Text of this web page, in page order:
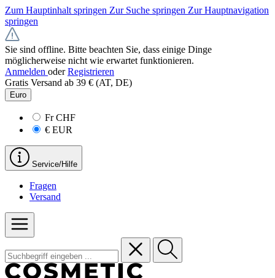
Zum Hauptinhalt springen Zur Suche springen Zur Hauptnavigation
springen
Sie sind offline. Bitte beachten Sie, dass einige Dinge
möglicherweise nicht wie erwartet funktionieren.
Anmelden oder Registrieren
Gratis Versand ab 39 € (AT, DE)
Euro
FrCHF
€ EUR
Service/Hilfe
Fragen
Versand